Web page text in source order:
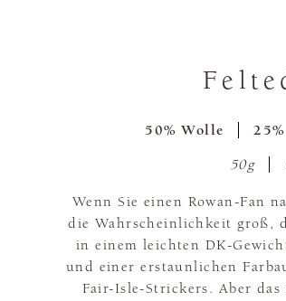
50% Wolle
50g
Wenn Sie einen Rowan-Fan
die Wahrscheinlichkeit groß,
in einem leichten DK-
und einer erstaunlichen
Fair-Isle-Strickers. Aber